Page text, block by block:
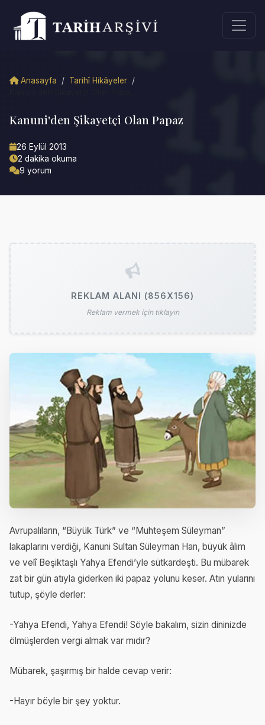
Anasayfa / Tarihî Hikâyeler /
Kanuni'den Şikayetçi Olan Papaz
26 Eylül 2013
2 dakika okuma
9 yorum
REKLAM ALANI (856X156)
Reklam vermek için tıklayın
Avrupalıların, “Büyük Türk” ve “Muhteşem Süleyman”
lakaplarını verdiği, Kanuni Sultan Süleyman Han, büyük âlim
ve velî Beşiktaşlı Yahya Efendi’yle sütkardeşti. Bu mübarek
zat bir gün atıyla giderken iki papaz yolunu keser. Atın yularını
tutup, şöyle derler:
-Yahya Efendi, Yahya Efendi! Söyle bakalım, sizin dininizde
ölmüşlerden vergi almak var mıdır?
Mübarek, şaşırmış bir halde cevap verir:
-Hayır böyle bir şey yoktur.